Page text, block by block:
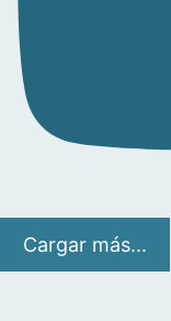
Cargar más...